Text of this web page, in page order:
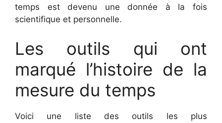
temps est devenu une donnée à la fois
scientifique et personnelle.
Les outils qui ont
marqué l’histoire de la
mesure du temps
Voici une liste des outils les plus